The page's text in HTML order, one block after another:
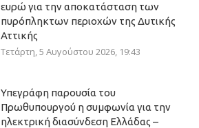
ευρώ για την αποκατάσταση των
πυρόπληκτων περιοχών της Δυτικής
Αττικής
Τετάρτη, 5 Αυγούστου 2026, 19:43
Υπεγράφη παρουσία του
Πρωθυπουργού η συμφωνία για την
ηλεκτρική διασύνδεση Ελλάδας –